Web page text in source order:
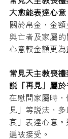
大愈能表達心意
關於帛金，金
與亡者及家屬的
心意較金額更為
常見天主教喪
說「再見」屬
在慰問家屬時
見」等說法，
哀」表達心意
遍被接受。